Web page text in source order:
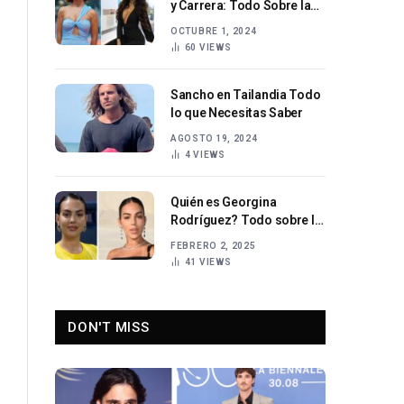
y Carrera: Todo Sobre la
OCTUBRE 1, 2024
60 VIEWS
Sancho en Tailandia Todo
lo que Necesitas Saber
AGOSTO 19, 2024
4VIEWS
Quién es Georgina
Rodríguez? Todo sobre la
española
FEBRERO 2, 2025
41 VIEWS
DON'T MISS